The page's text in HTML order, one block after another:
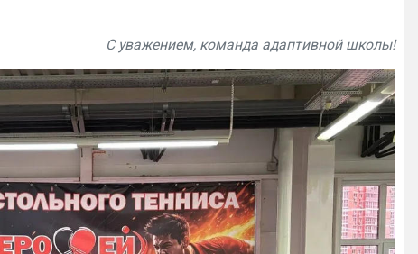
С уважением, команда адаптивной школы!